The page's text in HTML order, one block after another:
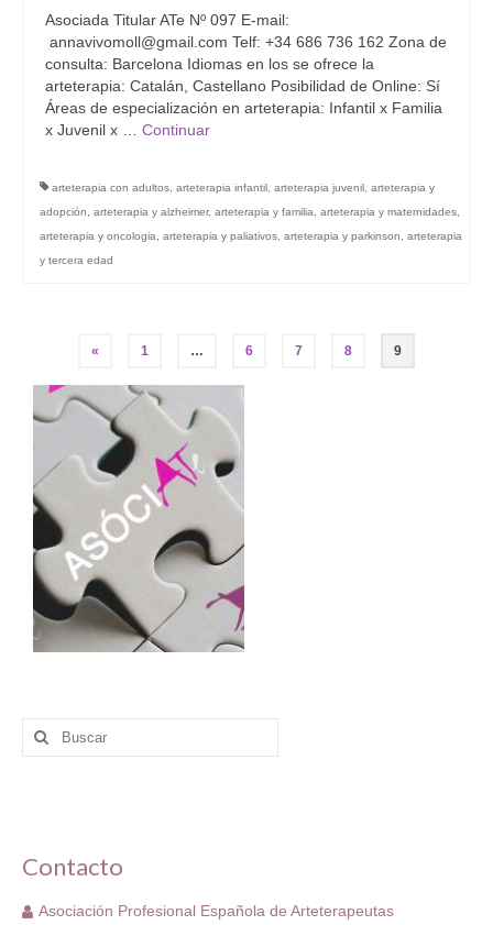
Asociada Titular ATe Nº 097 E-mail:
annavivomoll@gmail.com Telf: +34 686 736 162 Zona de
consulta: Barcelona Idiomas en los se ofrece la
arteterapia: Catalán, Castellano Posibilidad de Online: Sí
Áreas de especialización en arteterapia: Infantil x Familia
x Juvenil x … Continuar
arteterapia con adultos arteterapia infantil arteterapia juvenil arteterapia y
adopción
arteterapia y alzheimer, arteterapia y familia arteterapia y maternidades
arteterapia y oncologia
arteterapia y paliativos arteterapia y parkinson
arteterapia
y tercera edad
Navegación
de
entradas
« 1 … 6 7 8 9
Buscar
por:
Contacto
Asociación Profesional Española de Arteterapeutas